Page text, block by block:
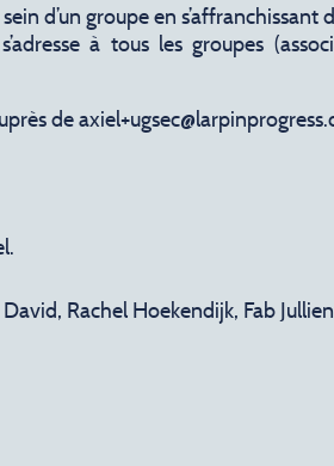
d’un groupe en
à tous les groupes
de
Rachel Hoekendijk, Fab